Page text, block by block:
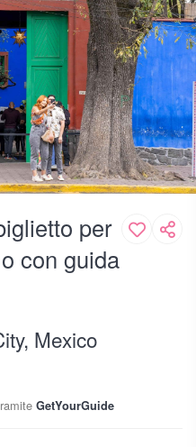
per
con guida
Mexico
GetYourGuide